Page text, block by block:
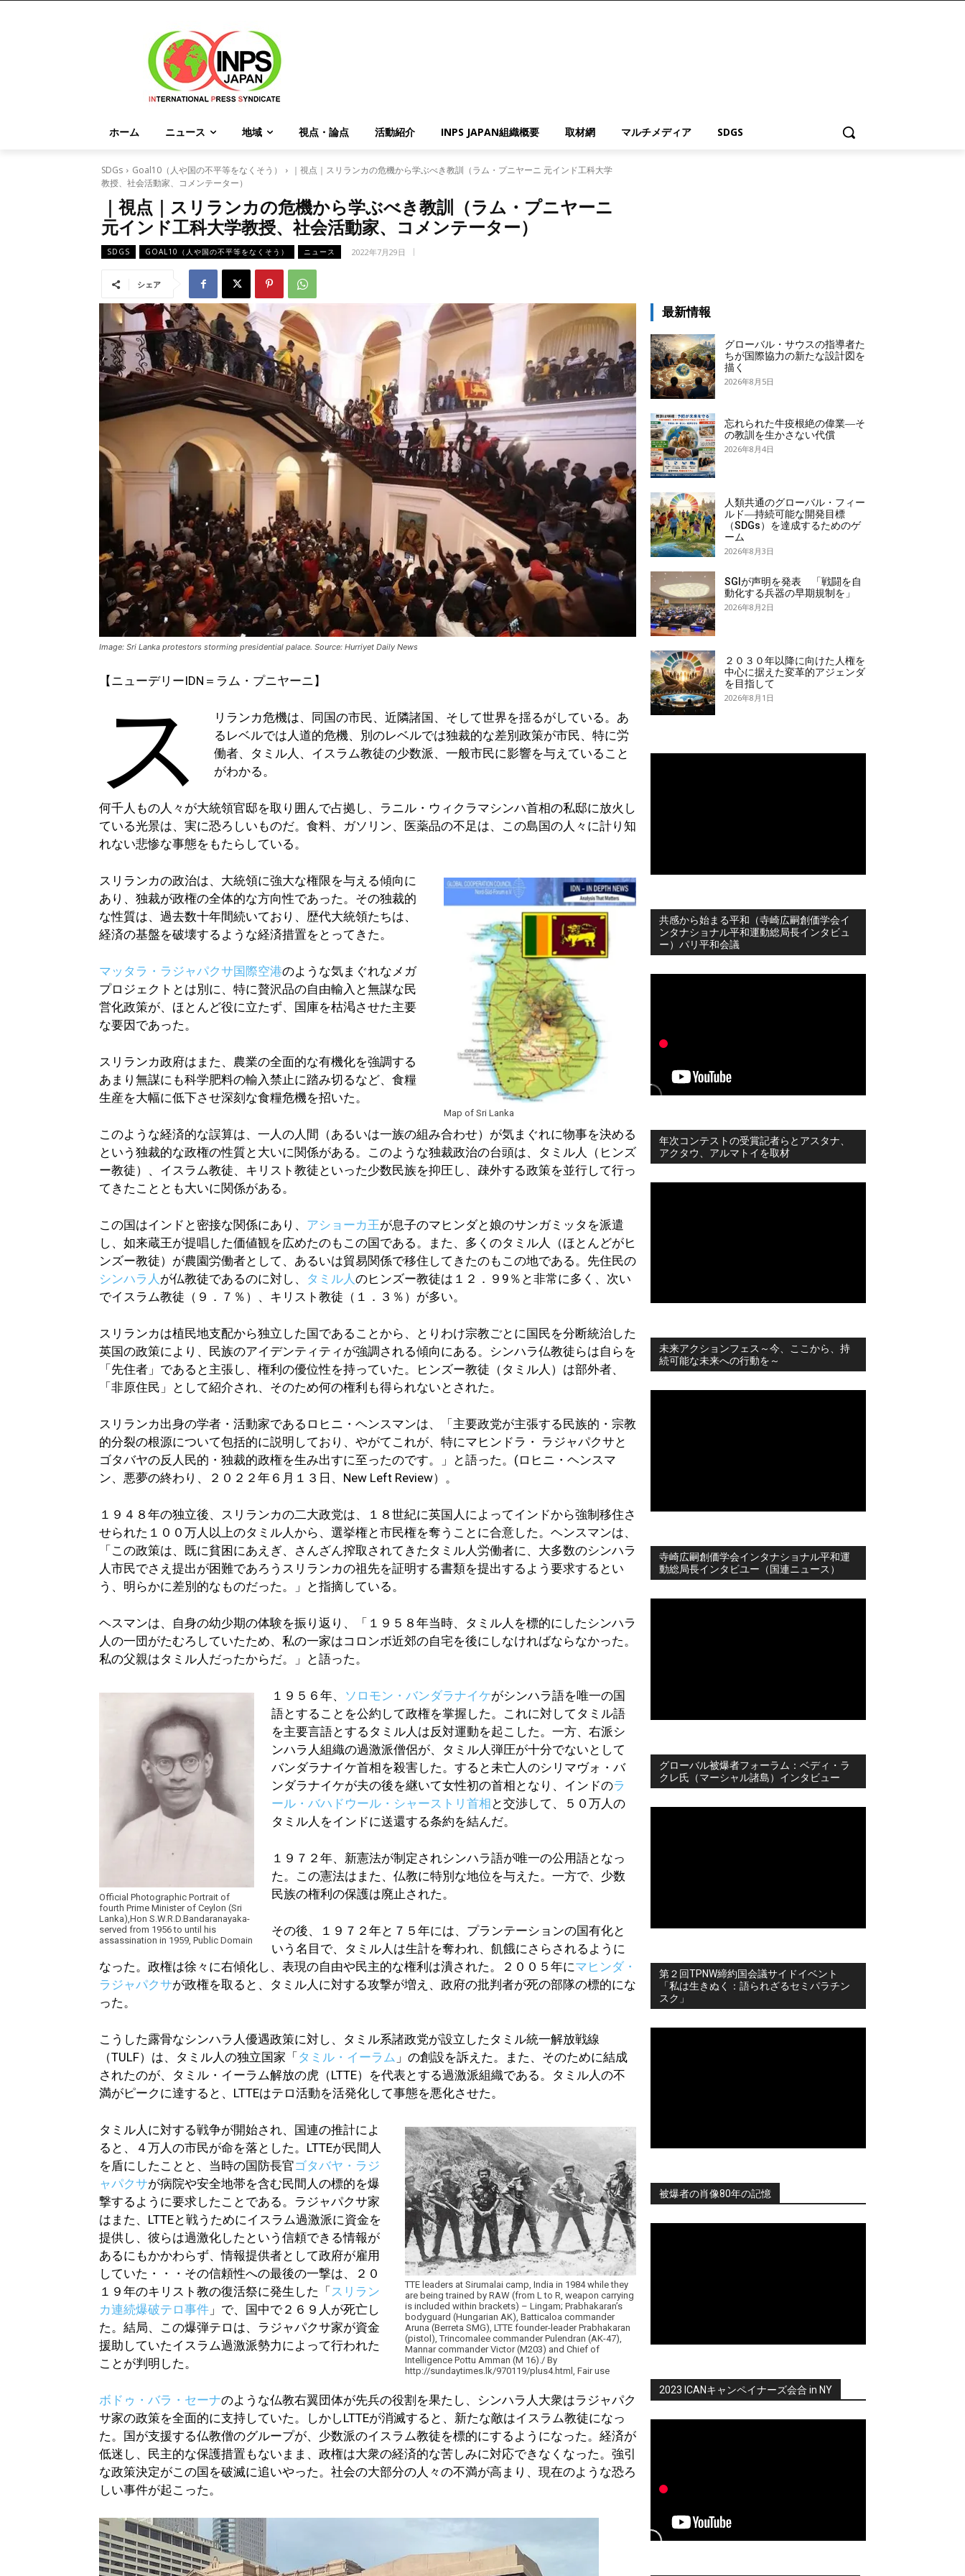
ホーム ニュース 地域 視点・論点 活動紹介 INPS JAPAN組織概要 取材網 マルチメディア SDGS
SDGs Goal10（人や国の不平等をなくそう）
｜視点｜スリランカの危機から学ぶべき教訓（ラム・プニヤーニ 元インド工科大学
教授、社会活動家、コメンテーター）
｜視点｜スリランカの危機から学ぶべき教訓（ラム・プニヤーニ
元インド工科大学教授、社会活動家、コメンテーター）
SDGS GOAL10（人や国の不平等をなくそう） ニュース 2022年7月29日
シェア
Image: Sri Lanka protestors storming presidential palace. Source: Hurriyet Daily News
【ニューデリーIDN＝ラム・プニヤーニ】
ス
リランカ危機は、同国の市民、近隣諸国、そして世界を揺るがしている。あ
るレベルでは人道的危機、別のレベルでは独裁的な差別政策が市民、特に労
働者、タミル人、イスラム教徒の少数派、一般市民に影響を与えていること
がわかる。
何千人もの人々が大統領官邸を取り囲んで占拠し、ラニル・ウィクラマシンハ首相の私邸に放火し
ている光景は、実に恐ろしいものだ。食料、ガソリン、医薬品の不足は、この島国の人々に計り知
れない悲惨な事態をもたらしている。
Map of Sri Lanka
スリランカの政治は、大統領に強大な権限を与える傾向に
あり、独裁が政権の全体的な方向性であった。その独裁的
な性質は、過去数十年間続いており、歴代大統領たちは、
経済の基盤を破壊するような経済措置をとってきた。
マッタラ・ラジャパクサ国際空港のような気まぐれなメガ
プロジェクトとは別に、特に贅沢品の自由輸入と無謀な民
営化政策が、ほとんど役に立たず、国庫を枯渇させた主要
な要因であった。
スリランカ政府はまた、農業の全面的な有機化を強調する
あまり無謀にも科学肥料の輸入禁止に踏み切るなど、食糧
生産を大幅に低下させ深刻な食糧危機を招いた。
このような経済的な誤算は、一人の人間（あるいは一族の組み合わせ）が気まぐれに物事を決める
という独裁的な政権の性質と大いに関係がある。このような独裁政治の台頭は、タミル人（ヒンズ
ー教徒）、イスラム教徒、キリスト教徒といった少数民族を抑圧し、疎外する政策を並行して行っ
てきたこととも大いに関係がある。
この国はインドと密接な関係にあり、 アショーカ王が息子のマヒンダと娘のサンガミッタを派遣
し、如来蔵王が提唱した価値観を広めたのもこの国である。また、多くのタミル人（ほとんどがヒ
ンズー教徒）が農園労働者として、あるいは貿易関係で移住してきたのもこの地である。先住民の
シンハラ人 が仏教徒であるのに対し、 タミル人 のヒンズー教徒は１２．９9％と非常に多く、次い
でイスラム教徒（９．７％）、キリスト教徒（１．３％）が多い。
スリランカは植民地支配から独立した国であることから、とりわけ宗教ごとに国民を分断統治した
英国の政策により、民族のアイデンティティが強調される傾向にある。シンハラ仏教徒らは自らを
「先住者」であると主張し、権利の優位性を持っていた。ヒンズー教徒（タミル人）は部外者、
「非原住民」として紹介され、そのため何の権利も得られないとされた。
スリランカ出身の学者・活動家であるロヒニ・ヘンスマンは、「主要政党が主張する民族的・宗教
的分裂の根源について包括的に説明しており、やがてこれが、特にマヒンドラ・ ラジャパクサと
ゴタバヤの反人民的・独裁的政権を生み出すに至ったのです。」と語った。(ロヒニ・ヘンスマ
ン、悪夢の終わり、２０２２年６月１３日、New Left Review）。
１９４８年の独立後、スリランカの二大政党は、１８世紀に英国人によってインドから強制移住さ
せられた１００万人以上のタミル人から、選挙権と市民権を奪うことに合意した。ヘンスマンは、
「この政策は、既に貧困にあえぎ、さんざん搾取されてきたタミル人労働者に、大多数のシンハラ
人市民でさえ提出が困難であろうスリランカの祖先を証明する書類を提出するよう要求するとい
う、明らかに差別的なものだった。」と指摘している。
ヘスマンは、自身の幼少期の体験を振り返り、「１９５８年当時、タミル人を標的にしたシンハラ
人の一団がたむろしていたため、私の一家はコロンボ近郊の自宅を後にしなければならなかった。
私の父親はタミル人だったからだ。」と語った。
Official Photographic Portrait of
fourth Prime Minister of Ceylon (Sri
Lanka),Hon S.W.R.D.Bandaranayaka-
served from 1956 to until his
assassination in 1959, Public Domain
１９５６年、 ソロモン・バンダラナイケがシンハラ語を唯一の国
語とすることを公約して政権を掌握した。これに対してタミル語
を主要言語とするタミル人は反対運動を起こした。一方、右派シ
ンハラ人組織の過激派僧侶が、タミル人弾圧が十分でないとして
バンダラナイケ首相を殺害した。すると未亡人のシリマヴォ・バ
ンダラナイケが夫の後を継いて女性初の首相となり、インドのラ
ール・バハドウール・シャーストリ首相 と交渉して、５０万人の
タミル人をインドに送還する条約を結んだ。
１９７２年、新憲法が制定されシンハラ語が唯一の公用語となっ
た。この憲法はまた、仏教に特別な地位を与えた。一方で、少数
民族の権利の保護は廃止された。
その後、１９７２年と７５年には、プランテーションの国有化と
いう名目で、タミル人は生計を奪われ、飢餓にさらされるように
なった。政権は徐々に右傾化し、表現の自由や民主的な権利は潰された。２００５年にマヒンダ・
ラジャパクサが政権を取ると、タミル人に対する攻撃が増え、政府の批判者が死の部隊の標的にな
った。
こうした露骨なシンハラ人優遇政策に対し、タミル系諸政党が設立したタミル統一解放戦線
（TULF）は、タミル人の独立国家「タミル・イーラム 」の創設を訴えた。また、そのために結成
されたのが、タミル・イーラム解放の虎（LTTE）を代表とする過激派組織である。タミル人の不
満がピークに達すると、LTTEはテロ活動を活発化して事態を悪化させた。
TTE leaders at Sirumalai camp, India in 1984 while they
are being trained by RAW (from L to R, weapon carrying
is included within brackets) – Lingam; Prabhakaran’s
bodyguard (Hungarian AK), Batticaloa commander
Aruna (Berreta SMG), LTTE founder-leader Prabhakaran
(pistol), Trincomalee commander Pulendran (AK-47),
Mannar commander Victor (M203) and Chief of
Intelligence Pottu Amman (M 16)./ By
http://sundaytimes.lk/970119/plus4.html, Fair use
タミル人に対する戦争が開始され、国連の推計によ
ると、４万人の市民が命を落とした。LTTEが民間人
を盾にしたことと、当時の国防長官ゴタバヤ・ラジ
ャパクサが病院や安全地帯を含む民間人の標的を爆
撃するように要求したことである。ラジャパクサ家
はまた、LTTEと戦うためにイスラム過激派に資金を
提供し、彼らは過激化したという信頼できる情報が
あるにもかかわらず、情報提供者として政府が雇用
していた・・・その信頼性への最後の一撃は、２０
１９年のキリスト教の復活祭に発生した「 スリラン
カ連続爆破テロ事件 」で、国中で２６９人が死亡し
た。結局、この爆弾テロは、ラジャパクサ家が資金
援助していたイスラム過激派勢力によって行われた
ことが判明した。
ボドゥ・バラ・セーナのような仏教右翼団体が先兵の役割を果たし、シンハラ人大衆はラジャパク
サ家の政策を全面的に支持していた。しかしLTTEが消滅すると、新たな敵はイスラム教徒になっ
た。国が支援する仏教僧のグループが、少数派のイスラム教徒を標的にするようになった。経済が
低迷し、民主的な保護措置もないまま、政権は大衆の経済的な苦しみに対応できなくなった。強引
な政策決定がこの国を破滅に追いやった。社会の大部分の人々の不満が高まり、現在のような恐ろ
しい事件が起こった。
最新情報
グローバル・サウスの指導者た
ちが国際協力の新たな設計図を
描く
2026年8月5日
忘れられた牛疫根絶の偉業―そ
の教訓を生かさない代償
2026年8月4日
人類共通のグローバル・フィー
ルド―持続可能な開発目標
（SDGs）を達成するためのゲ
ーム
2026年8月3日
SGIが声明を発表 「戦闘を自
動化する兵器の早期規制を」
2026年8月2日
２０３０年以降に向けた人権を
中心に据えた変革的アジェンダ
を目指して
2026年8月1日
共感から始まる平和（寺崎広嗣創価学会イ
ンタナショナル平和運動総局長インタビュ
ー）パリ平和会議
年次コンテストの受賞記者らとアスタナ、
アクタウ、アルマトイを取材
未来アクションフェス～今、ここから、持
続可能な未来への行動を～
寺崎広嗣創価学会インタナショナル平和運
動総局長インタビユー（国連ニュース）
グローバル被爆者フォーラム：ベディ・ラ
クレ氏（マーシャル諸島）インタビュー
第２回TPNW締約国会議サイドイベント
「私は生きぬく：語られざるセミパラチン
スク」
被爆者の肖像80年の記憶
2023 ICANキャンペイナーズ会合 in NY